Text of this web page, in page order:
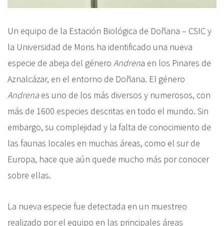
Un equipo de la Estación Biológica de Doñana – CSIC y
la Universidad de Mons ha identificado una nueva
especie de abeja del género Andrena en los Pinares de
Aznalcázar, en el entorno de Doñana. El género
Andrena es uno de los más diversos y numerosos, con
más de 1600 especies descritas en todo el mundo. Sin
embargo, su complejidad y la falta de conocimiento de
las faunas locales en muchas áreas, como el sur de
Europa, hace que aún quede mucho más por conocer
sobre ellas.
La nueva especie fue detectada en un muestreo
realizado por el equipo en las principales áreas